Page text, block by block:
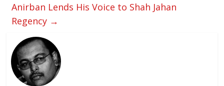
Anirban Lends His Voice to Shah Jahan
Regency →